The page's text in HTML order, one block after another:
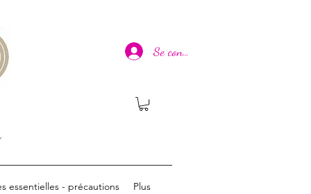
Se connecter
essentielles - précautions Plus